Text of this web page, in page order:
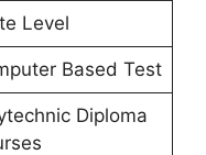
Level
Based Test
Diploma